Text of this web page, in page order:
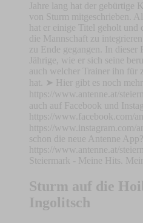
Jahre lang hat der gebürtige
von Sturm mitgeschrieben.
hat er einige Titel geholt und
die Mannschaft zu
zu Ende gegangen. In dieser
Jährige, wie er sich seine
auch welcher Trainer ihn für
hat. ➤ Hier gibt es noch
https://www.antenne.at/
auch auf Facebook und
https://www.facebook.com/
https://www.instagram.com/
schon die neue Antenne
https://www.antenne.at/
Steiermark - Meine Hits.
Sturm auf die
Ingolitsch